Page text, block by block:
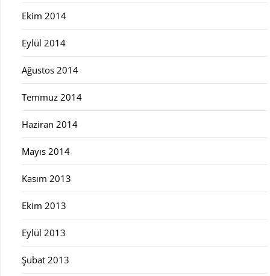
Ekim 2014
Eylül 2014
Ağustos 2014
Temmuz 2014
Haziran 2014
Mayıs 2014
Kasım 2013
Ekim 2013
Eylül 2013
Şubat 2013